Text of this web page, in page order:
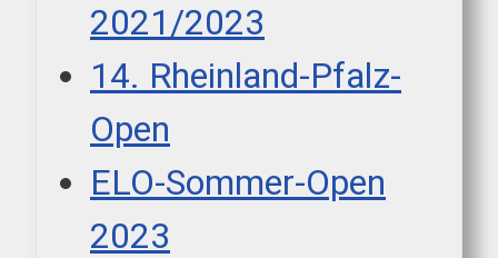
2021/2023
14. Rheinland-Pfalz-
Open
ELO-Sommer-Open
2023